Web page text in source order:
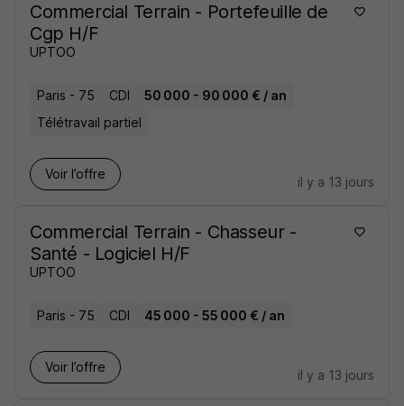
Commercial Terrain - Portefeuille de
Cgp H/F
UPTOO
Paris - 75 CDI
50 000 - 90 000 € / an
Télétravail partiel
Voir l’offre
il y a 13 jours
Commercial Terrain - Chasseur -
Santé - Logiciel H/F
UPTOO
Paris - 75 CDI 45 000 - 55 000 € / an
Voir l’offre
il y a 13 jours